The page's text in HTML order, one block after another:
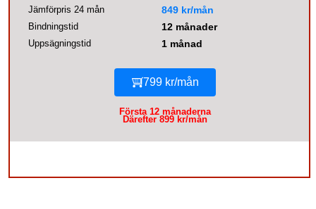
Jämförpris 24 mån 849 kr/mån
Bindningstid 12 månader
Uppsägningstid 1 månad
799 kr/mån
Första 12 månaderna
Därefter 899 kr/mån